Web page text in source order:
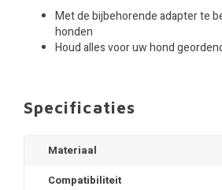
Met de bijbehorende adapter te
honden
Houd alles voor uw hond
Specificaties
Materiaal
Compatibiliteit